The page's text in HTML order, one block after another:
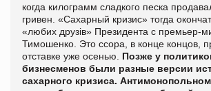
когда килограмм сладкого песка
гривен. «Сахарный кризис» тогда
«любих друзів» Президента с премьер-
Тимошенко. Это ссора, в конце концов,
отставке уже осенью. Позже у
бизнесменов были разные версии
сахарного кризиса.